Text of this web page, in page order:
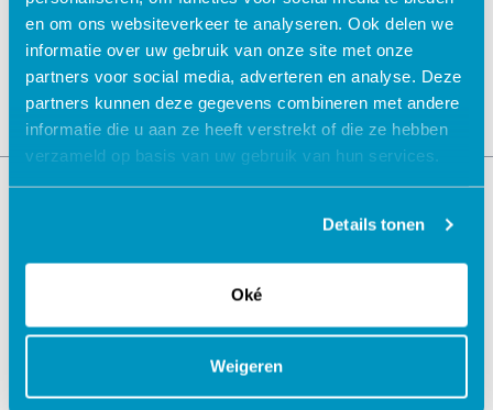
en om ons websiteverkeer te analyseren. Ook delen we
informatie over uw gebruik van onze site met onze
partners voor social media, adverteren en analyse. Deze
partners kunnen deze gegevens combineren met andere
informatie die u aan ze heeft verstrekt of die ze hebben
verzameld op basis van uw gebruik van hun services.
Details tonen
Oké
Weigeren